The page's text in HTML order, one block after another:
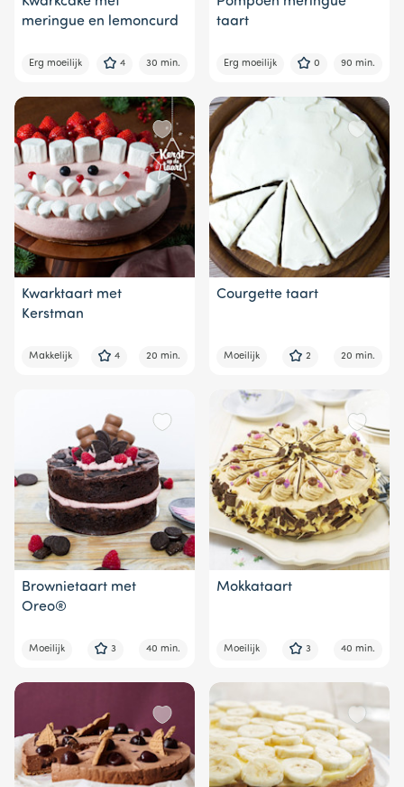
meringue en lemoncurd
Erg moeilijk 4 30 min.
taart
Erg moeilijk 0 90 min.
Kwarktaart met
Kerstman
Makkelijk 4 20 min.
Courgette taart
Moeilijk 2 20 min.
Brownietaart met
Oreo®
Moeilijk 3 40 min.
Mokkataart
Moeilijk 3 40 min.